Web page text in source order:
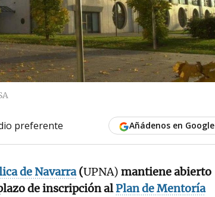
preferente Añádenos en Google
de Navarra(UPNA) mantiene abierto
de inscripción alPlan de Mentoría